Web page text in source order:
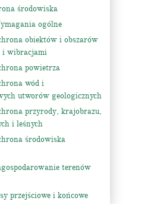
środowiska
ogólne
obiektów i obszarów
i wibracjami
powietrza
wód i
utworów geologicznych
przyrody, krajobrazu,
i leśnych
środowiska
terenów
przejściowe i końcowe